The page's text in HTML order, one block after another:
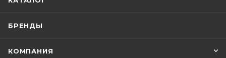
БРЕНДЫ
КОМПАНИЯ